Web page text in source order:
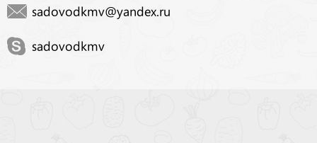
sadovodkmv@yandex.ru
sadovodkmv